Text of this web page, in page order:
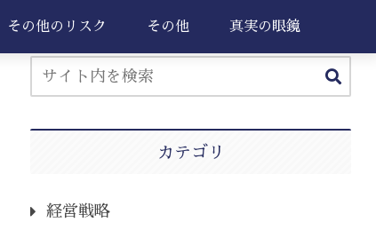
その他のリスク その他 真実の眼鏡
カテゴリ
経営戦略